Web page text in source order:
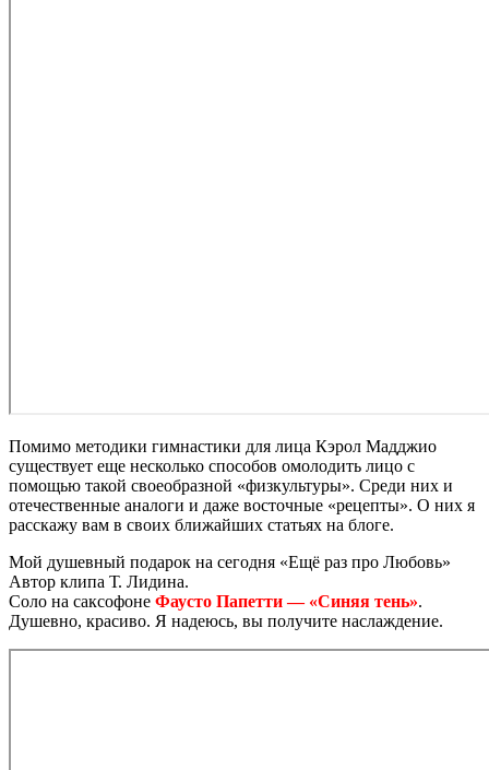
Помимо методики гимнастики для лица Кэрол Мадджио
существует еще несколько способов омолодить лицо с
помощью такой своеобразной «физкультуры». Среди них и
отечественные аналоги и даже восточные «рецепты». О них я
расскажу вам в своих ближайших статьях на блоге.
Мой душевный подарок на сегодня «Ещё раз про Любовь»
Автор клипа Т. Лидина.
Соло на саксофоне Фаусто Папетти — «Синяя тень».
Душевно, красиво. Я надеюсь, вы получите наслаждение.